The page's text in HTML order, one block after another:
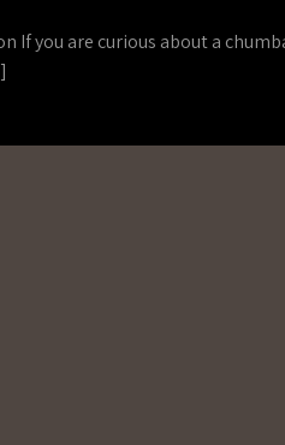
If you are curious about a